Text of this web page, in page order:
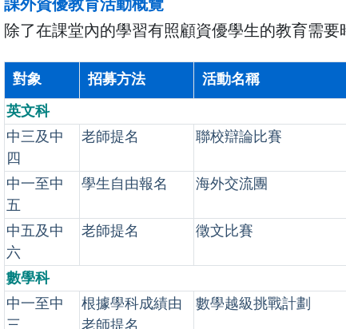
除了在課堂內的學習有照顧資優學生的教育需
對象 招募方法 活動名稱
英文科
中三及中
四
老師提名 聯校辯論比賽
中一至中
五
學生自由報名 海外交流團
中五及中
六
老師提名 徵文比賽
數學科
中一至中
三
根據學科成績由
老師提名
數學越級挑戰計劃